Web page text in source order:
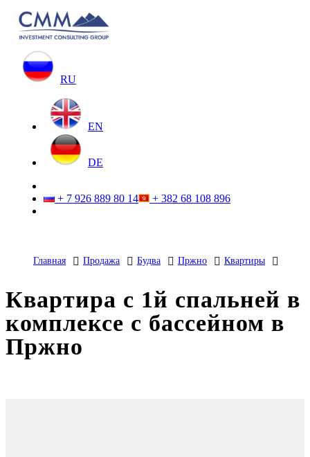
RU
EN
DE
+ 7 926 889 80 14 + 382 68 108 896
Главная Продажа Будва Пржно Квартиры
Квартира с 1й спальней в
комплексе с бассейном в
Пржно